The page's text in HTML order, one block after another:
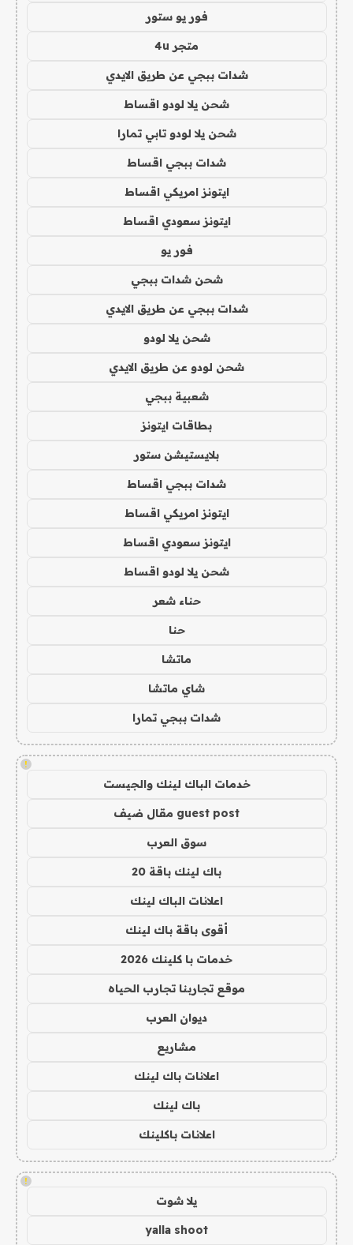
فور يو ستور
متجر 4u
شدات ببجي عن طريق الايدي
شحن يلا لودو اقساط
شحن يلا لودو تابي تمارا
شدات ببجي اقساط
ايتونز امريكي اقساط
ايتونز سعودي اقساط
فور يو
شحن شدات ببجي
شدات ببجي عن طريق الايدي
شحن يلا لودو
شحن لودو عن طريق الايدي
شعبية ببجي
بطاقات ايتونز
بلايستيشن ستور
شدات ببجي اقساط
ايتونز امريكي اقساط
ايتونز سعودي اقساط
شحن يلا لودو اقساط
حناء شعر
حنا
ماتشا
شاي ماتشا
شدات ببجي تمارا
!
خدمات الباك لينك والجيست
guest post مقال ضيف
سوق العرب
باك لينك باقة 20
اعلانات الباك لينك
أقوى باقة باك لينك
خدمات با كلينك 2026
موقع تجاربنا تجارب الحياه
ديوان العرب
مشاريع
اعلانات باك لينك
باك لينك
اعلانات باكلينك
!
يلا شوت
yalla shoot